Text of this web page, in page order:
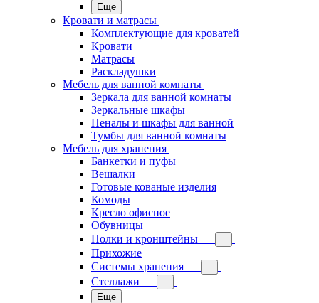
Еще
Кровати и матрасы
Комплектующие для кроватей
Кровати
Матрасы
Раскладушки
Мебель для ванной комнаты
Зеркала для ванной комнаты
Зеркальные шкафы
Пеналы и шкафы для ванной
Тумбы для ванной комнаты
Мебель для хранения
Банкетки и пуфы
Вешалки
Готовые кованые изделия
Комоды
Кресло офисное
Обувницы
Полки и кронштейны
Прихожие
Системы хранения
Стеллажи
Еще